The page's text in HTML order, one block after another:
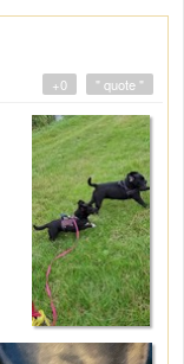
" quote "
+0